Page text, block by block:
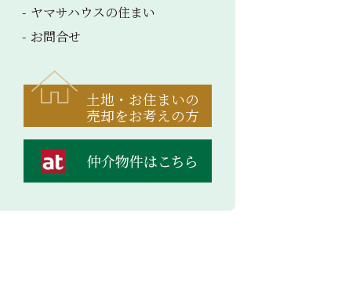
ヤマサハウスの住まい
お問合せ
土地・お住まいの
売却をお考えの方